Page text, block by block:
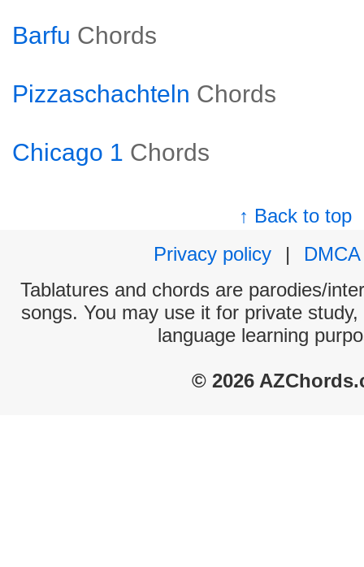
Barfu Chords
Pizzaschachteln Chords
Chicago 1 Chords
↑ Back to top
Privacy policy
|
DMCA
Tablatures and chords are parodies/
songs. You may use it for private
language learning
© 2026